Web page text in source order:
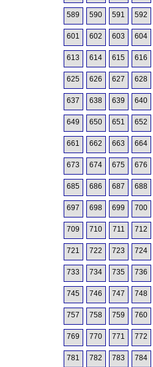
589 590 591 592
601 602 603 604
613 614 615 616
625 626 627 628
637 638 639 640
649 650 651 652
661 662 663 664
673 674 675 676
685 686 687 688
697 698 699 700
709 710 711 712
721 722 723 724
733 734 735 736
745 746 747 748
757 758 759 760
769 770 771 772
781 782 783 784